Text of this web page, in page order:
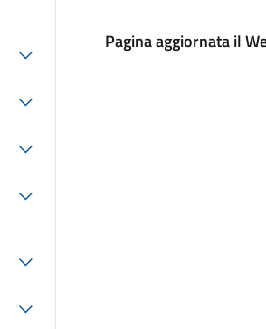
Pagina aggiornata il